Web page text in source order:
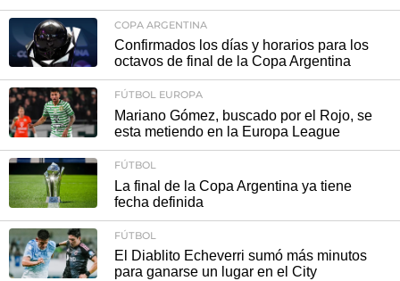
COPA ARGENTINA
Confirmados los días y horarios para los
octavos de final de la Copa Argentina
FÚTBOL EUROPA
Mariano Gómez, buscado por el Rojo, se
esta metiendo en la Europa League
FÚTBOL
La final de la Copa Argentina ya tiene
fecha definida
FÚTBOL
El Diablito Echeverri sumó más minutos
para ganarse un lugar en el City